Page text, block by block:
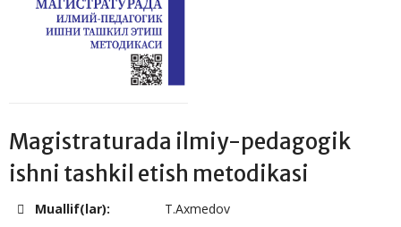
Magistraturada ilmiy-pedagogik
ishni tashkil etish metodikasi
Muallif(lar):
T.Axmedov